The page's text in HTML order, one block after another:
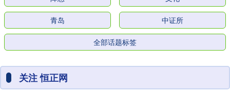
青岛 中证所
全部话题标签
关注 恒正网